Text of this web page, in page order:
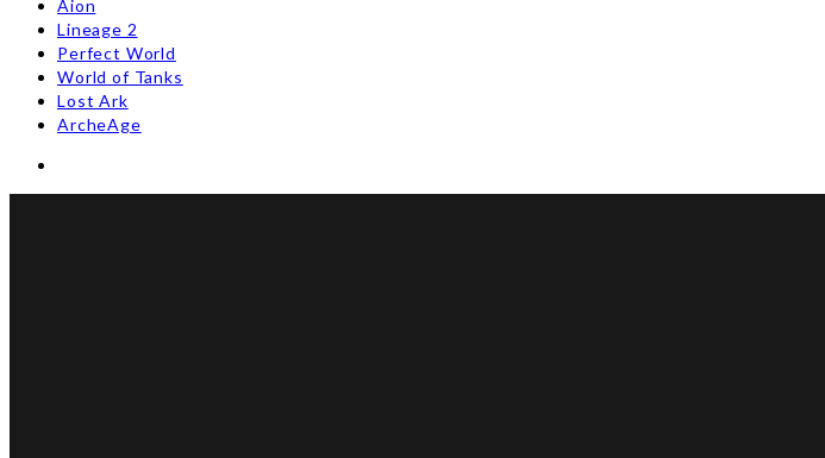
Aion
Lineage 2
Perfect World
World of Tanks
Lost Ark
ArcheAge